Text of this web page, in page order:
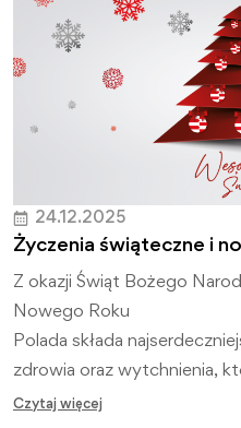
24.12.2025
Życzenia świąteczne i
Z okazji Świąt Bożego
Nowego Roku
Polada składa
zdrowia oraz wytchnienia,
kolejnymi wyzwaniami.
Czytaj więcej